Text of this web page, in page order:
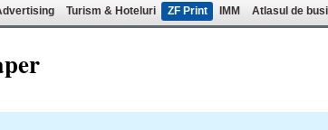
Turism & Hoteluri ZF Print IMM Atlasul de